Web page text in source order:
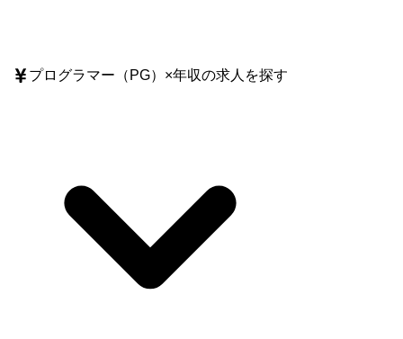
プログラマー（PG） ×年収の求人を探す